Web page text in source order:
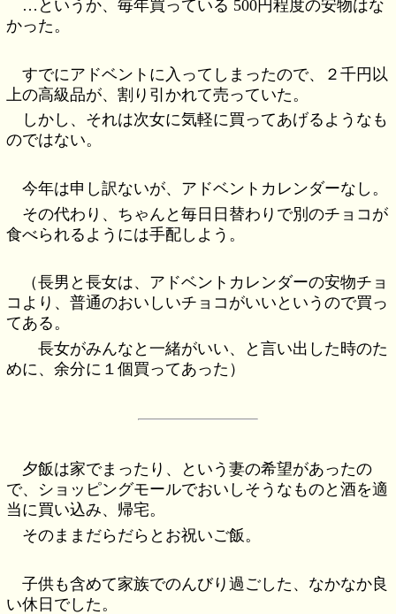
…というか、毎年買っている 500円程度の安物はな
かった。
すでにアドベントに入ってしまったので、２千円以
上の高級品が、割り引かれて売っていた。
しかし、それは次女に気軽に買ってあげるようなも
のではない。
今年は申し訳ないが、アドベントカレンダーなし。
その代わり、ちゃんと毎日日替わりで別のチョコが
食べられるようには手配しよう。
（長男と長女は、アドベントカレンダーの安物チョ
コより、普通のおいしいチョコがいいというので買っ
てある。
長女がみんなと一緒がいい、と言い出した時のた
めに、余分に１個買ってあった）
夕飯は家でまったり、という妻の希望があったの
で、ショッピングモールでおいしそうなものと酒を適
当に買い込み、帰宅。
そのままだらだらとお祝いご飯。
子供も含めて家族でのんびり過ごした、なかなか良
い休日でした。